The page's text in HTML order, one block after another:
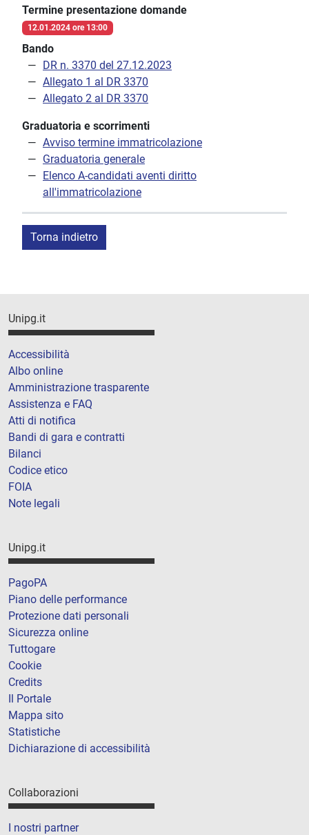
Termine presentazione domande
12.01.2024 ore 13:00
Bando
DR n. 3370 del 27.12.2023
Allegato 1 al DR 3370
Allegato 2 al DR 3370
Graduatoria e scorrimenti
Avviso termine immatricolazione
Graduatoria generale
Elenco A-candidati aventi diritto
all'immatricolazione
Torna indietro
Unipg.it
Accessibilità
Albo online
Amministrazione trasparente
Assistenza e FAQ
Atti di notifica
Bandi di gara e contratti
Bilanci
Codice etico
FOIA
Note legali
Unipg.it
PagoPA
Piano delle performance
Protezione dati personali
Sicurezza online
Tuttogare
Cookie
Credits
Il Portale
Mappa sito
Statistiche
Dichiarazione di accessibilità
Collaborazioni
I nostri partner